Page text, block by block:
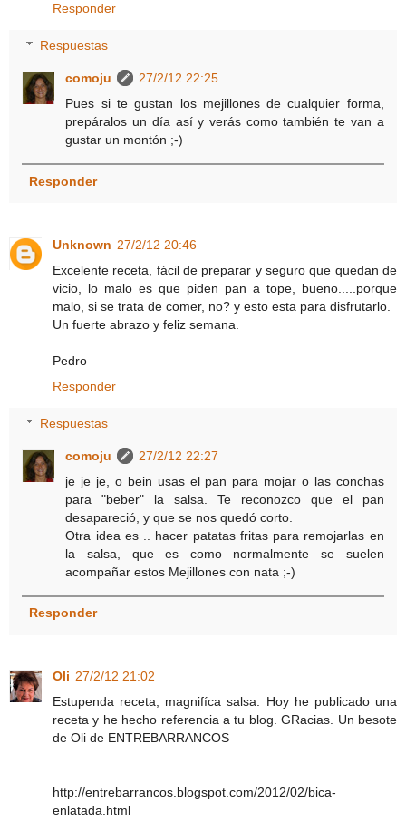
Responder
Respuestas
comoju
27/2/12 22:25
Pues si te gustan los mejillones de cualquier forma,
prepáralos un día así y verás como también te van a
gustar un montón ;-)
Responder
Unknown 27/2/12 20:46
Excelente receta, fácil de preparar y seguro que quedan de
vicio, lo malo es que piden pan a tope, bueno.....porque
malo, si se trata de comer, no? y esto esta para disfrutarlo.
Un fuerte abrazo y feliz semana.
Pedro
Responder
Respuestas
comoju
27/2/12 22:27
je je je, o bein usas el pan para mojar o las conchas
para "beber" la salsa. Te reconozco que el pan
desapareció, y que se nos quedó corto.
Otra idea es .. hacer patatas fritas para remojarlas en
la salsa, que es como normalmente se suelen
acompañar estos Mejillones con nata ;-)
Responder
Oli 27/2/12 21:02
Estupenda receta, magnifíca salsa. Hoy he publicado una
receta y he hecho referencia a tu blog. GRacias. Un besote
de Oli de ENTREBARRANCOS
http://entrebarrancos.blogspot.com/2012/02/bica-
enlatada.html